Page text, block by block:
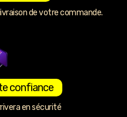
de votre commande.
confiance
en sécurité